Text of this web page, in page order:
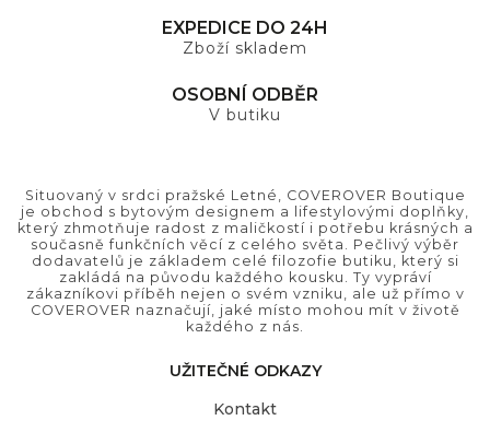
EXPEDICE DO 24H
Zboží skladem
OSOBNÍ ODBĚR
V butiku
Situovaný v srdci pražské Letné, COVEROVER Boutique
je obchod s bytovým designem a lifestylovými doplňky,
který zhmotňuje radost z maličkostí i potřebu krásných a
současně funkčních věcí z celého světa. Pečlivý výběr
dodavatelů je základem celé filozofie butiku, který si
zakládá na původu každého kousku. Ty vypráví
zákazníkovi příběh nejen o svém vzniku, ale už přímo v
COVEROVER naznačují, jaké místo mohou mít v životě
každého z nás.
UŽITEČNÉ ODKAZY
Kontakt